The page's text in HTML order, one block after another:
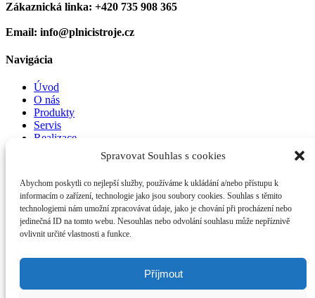
Spravovat Souhlas s cookies
Abychom poskytli co nejlepší služby, používáme k ukládání a/nebo přístupu k
informacím o zařízení, technologie jako jsou soubory cookies. Souhlas s těmito
technologiemi nám umožní zpracovávat údaje, jako je chování při procházení nebo
jedinečná ID na tomto webu. Nesouhlas nebo odvolání souhlasu může nepříznivě
ovlivnit určité vlastnosti a funkce.
Příjmout
Zákaznická linka: +420 735 908 365
Email: info@plnicistroje.cz
Navigácia
Úvod
O nás
Produkty
Servis
Realizace
Legislatíva
Zásady ochrany osobních údajů
Zásady cookies (EU)
Plnicí, etiketovací a balicí stroje
Compare products